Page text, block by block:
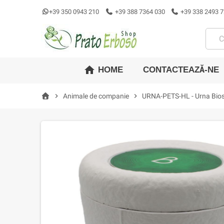
+39 350 0943 210 +39 388 7364 030 +39 338 2493
home HOME CONTACTEAZĂ-NE
chevron_right Animale de companie chevron_right URNA-PETS-HL - Urna